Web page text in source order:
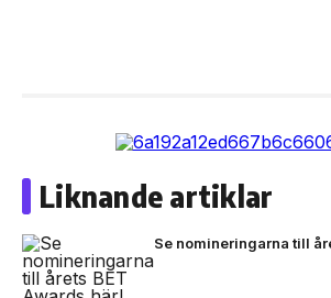
Liknande artiklar
Se nomineringarna till